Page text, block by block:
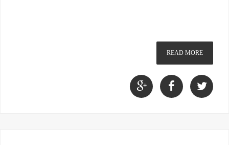
READ MORE